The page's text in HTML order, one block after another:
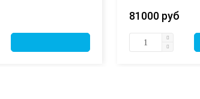
81000 руб